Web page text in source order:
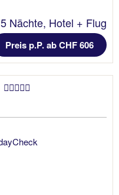
5 Nächte, Hotel + Flug
Preis p.P. ab CHF 606